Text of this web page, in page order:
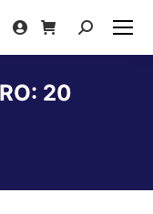
Cerca:
20